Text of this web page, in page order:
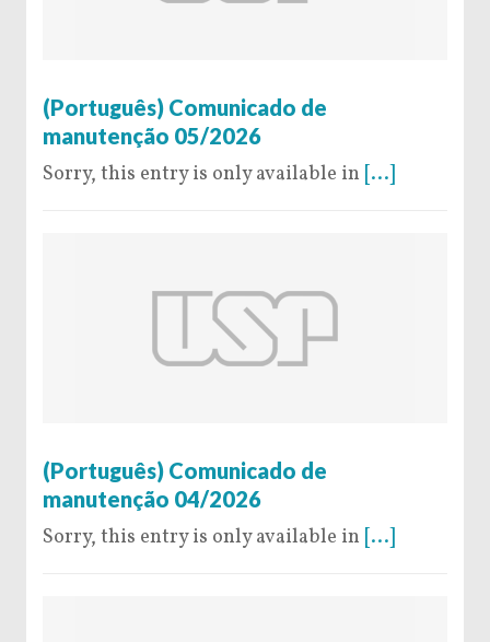
(Português) Comunicado de
manutenção 05/2026
Sorry, this entry is only available in [...]
(Português) Comunicado de
manutenção 04/2026
Sorry, this entry is only available in [...]